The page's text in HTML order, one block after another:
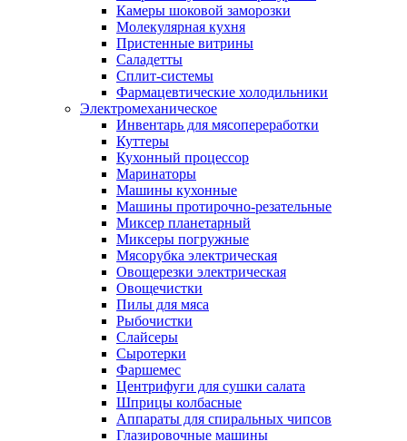
Камеры шоковой заморозки
Молекулярная кухня
Пристенные витрины
Саладетты
Сплит-системы
Фармацевтические холодильники
Электромеханическое
Инвентарь для мясопереработки
Куттеры
Кухонный процессор
Маринаторы
Машины кухонные
Машины протирочно-резательные
Миксер планетарный
Миксеры погружные
Мясорубка электрическая
Овощерезки электрическая
Овощечистки
Пилы для мяса
Рыбочистки
Слайсеры
Сыротерки
Фаршемес
Центрифуги для сушки салата
Шприцы колбасные
Аппараты для спиральных чипсов
Глазировочные машины